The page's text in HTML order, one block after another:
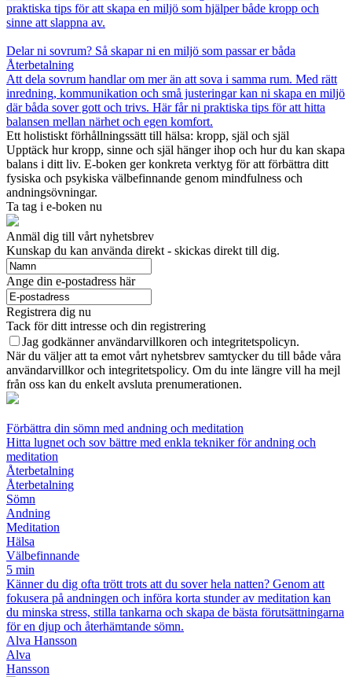
praktiska tips för att skapa en miljö som hjälper både kropp och
sinne att slappna av.
Delar ni sovrum? Så skapar ni en miljö som passar er båda
Återbetalning
Att dela sovrum handlar om mer än att sova i samma rum. Med rätt
inredning, kommunikation och små justeringar kan ni skapa en miljö
där båda sover gott och trivs. Här får ni praktiska tips för att hitta
balansen mellan närhet och egen komfort.
Ett holistiskt förhållningssätt till hälsa: kropp, själ och själ
Upptäck hur kropp, sinne och själ hänger ihop och hur du kan skapa
balans i ditt liv. E-boken ger konkreta verktyg för att förbättra ditt
fysiska och psykiska välbefinnande genom mindfulness och
andningsövningar.
Ta tag i e-boken nu
Anmäl dig till vårt nyhetsbrev
Kunskap du kan använda direkt - skickas direkt till dig.
Ange din e-postadress här
Registrera dig nu
Tack för ditt intresse och din registrering
Jag godkänner användarvillkoren och integritetspolicyn.
När du väljer att ta emot vårt nyhetsbrev samtycker du till både våra
användarvillkor och integritetspolicy. Om du inte längre vill ha mejl
från oss kan du enkelt avsluta prenumerationen.
Förbättra din sömn med andning och meditation
Hitta lugnet och sov bättre med enkla tekniker för andning och
meditation
Återbetalning
Återbetalning
Sömn
Andning
Meditation
Hälsa
Välbefinnande
5 min
Känner du dig ofta trött trots att du sover hela natten? Genom att
fokusera på andningen och införa korta stunder av meditation kan
du minska stress, stilla tankarna och skapa de bästa förutsättningarna
för en djup och återhämtande sömn.
Alva Hansson
Alva
Hansson